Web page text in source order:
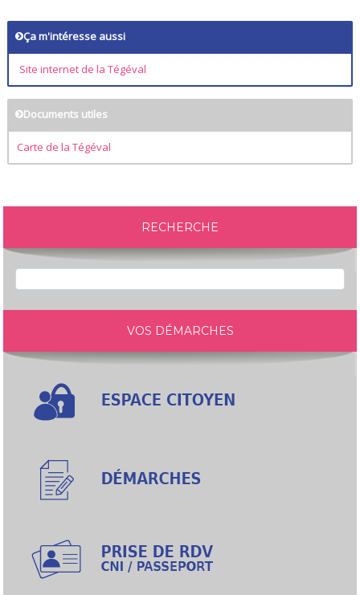
Ça m'intéresse aussi
Site internet de la Tégéval
Documents utiles
Carte de la Tégéval
RECHERCHE
VOS DÉMARCHES